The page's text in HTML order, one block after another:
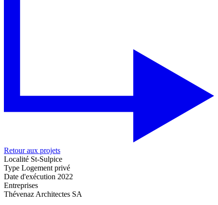
Retour aux projets
Localité St-Sulpice
Type Logement privé
Date d'exécution 2022
Entreprises
Thévenaz Architectes SA